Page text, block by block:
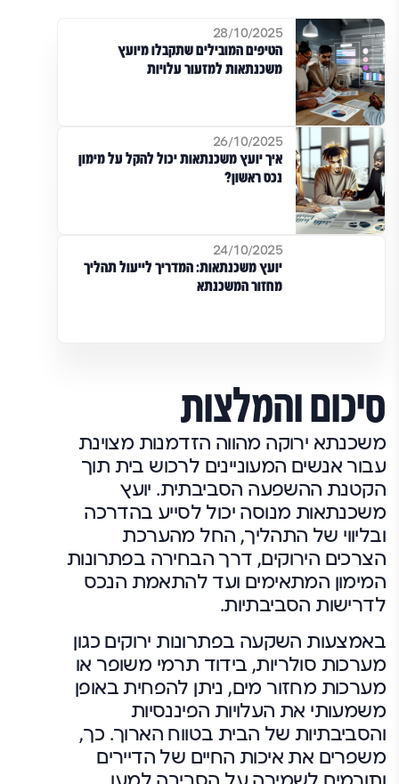
28/10/2025
הטיפים המובילים שתקבלו מיועץ
משכנתאות למזעור עלויות
26/10/2025
איך יועץ משכנתאות יכול להקל על מימון
נכס ראשון?
24/10/2025
יועץ משכנתאות: המדריך לייעול תהליך
מחזור המשכנתא
סיכום והמלצות
משכנתא ירוקה מהווה הזדמנות מצוינת
עבור אנשים המעוניינים לרכוש בית תוך
הקטנת ההשפעה הסביבתית. יועץ
משכנתאות מנוסה יכול לסייע בהדרכה
ובליווי של התהליך, החל מהערכת
הצרכים הירוקים, דרך הבחירה בפתרונות
המימון המתאימים ועד להתאמת הנכס
לדרישות הסביבתיות.
באמצעות השקעה בפתרונות ירוקים כגון
מערכות סולריות, בידוד תרמי משופר או
מערכות מחזור מים, ניתן להפחית באופן
משמעותי את העלויות הפיננסיות
והסביבתיות של הבית בטווח הארוך. כך,
משפרים את איכות החיים של הדיירים